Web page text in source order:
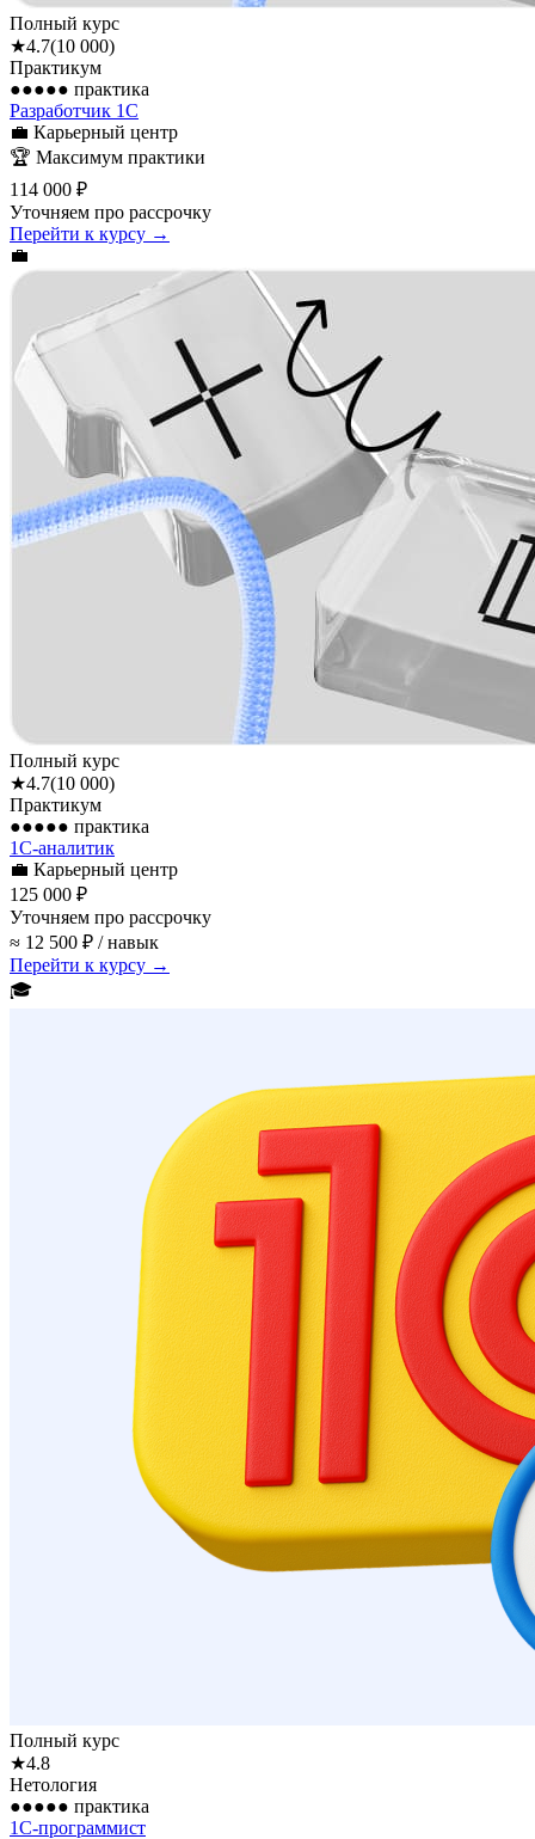
Полный курс
★4.7(10 000)
Практикум
●●●●● практика
Разработчик 1С
💼 Карьерный центр
🏆 Максимум практики
114 000 ₽
Уточняем про рассрочку
Перейти к курсу →
💼
Полный курс
★4.7(10 000)
Практикум
●●●●● практика
1С-аналитик
💼 Карьерный центр
125 000 ₽
Уточняем про рассрочку
≈ 12 500 ₽ / навык
Перейти к курсу →
🎓
Полный курс
★4.8
Нетология
●●●●● практика
1С-программист